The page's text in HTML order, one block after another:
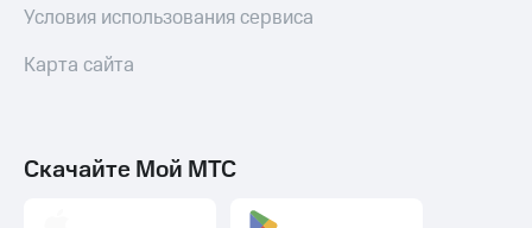
Условия использования сервиса
Карта сайта
Скачайте Мой МТС